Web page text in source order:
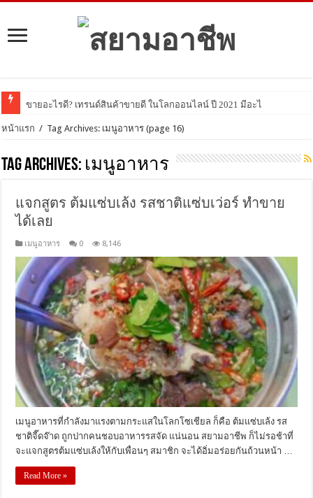
ขายอะไรดี? เทรนด์สินค้าขายดี ในโลกออนไลน์ ปี 2021 มีอะไรบ้าง มาดูกัน!
หน้าแรก / Tag Archives: เมนูอาหาร (page 16)
Tag Archives: เมนูอาหาร
แจกสูตร ต้มแซ่บเล้ง รสชาติแซ่บเว่อร์ ทำขาย
ได้เลย
เมนูอาหาร 0 8,146
เมนูอาหารที่กำลังมาแรงตามกระแสในโลกโซเชียล ก็คือ ต้มแซ่บเล้ง รส
ชาติจี๊ดจ๊าด ถูกปากคนชอบอาหารรสจัด แน่นอน สยามอาชีพ ก็ไม่รอช้าที่
จะแจกสูตรต้มแซ่บเล้งให้กับเพื่อนๆ สมาชิก จะได้อิ่มอร่อยกันถ้วนหน้า …
Read More »